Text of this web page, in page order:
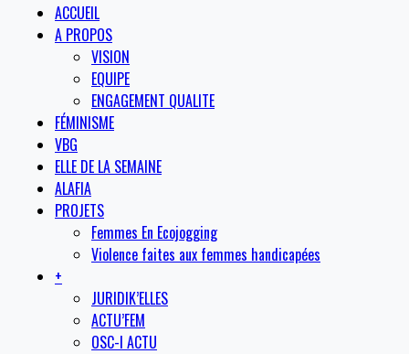
ACCUEIL
A PROPOS
VISION
EQUIPE
ENGAGEMENT QUALITE
FÉMINISME
VBG
ELLE DE LA SEMAINE
ALAFIA
PROJETS
Femmes En Ecojogging
Violence faites aux femmes handicapées
+
JURIDIK’ELLES
ACTU’FEM
OSC-I ACTU